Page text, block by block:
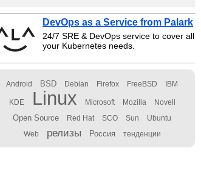
DevOps as a Service from Palark
24/7 SRE & DevOps service to cover all
your Kubernetes needs.
Android BSD Debian Firefox FreeBSD IBM
KDE Linux Microsoft Mozilla Novell
Open Source Red Hat SCO Sun Ubuntu
Web релизы Россия тенденции